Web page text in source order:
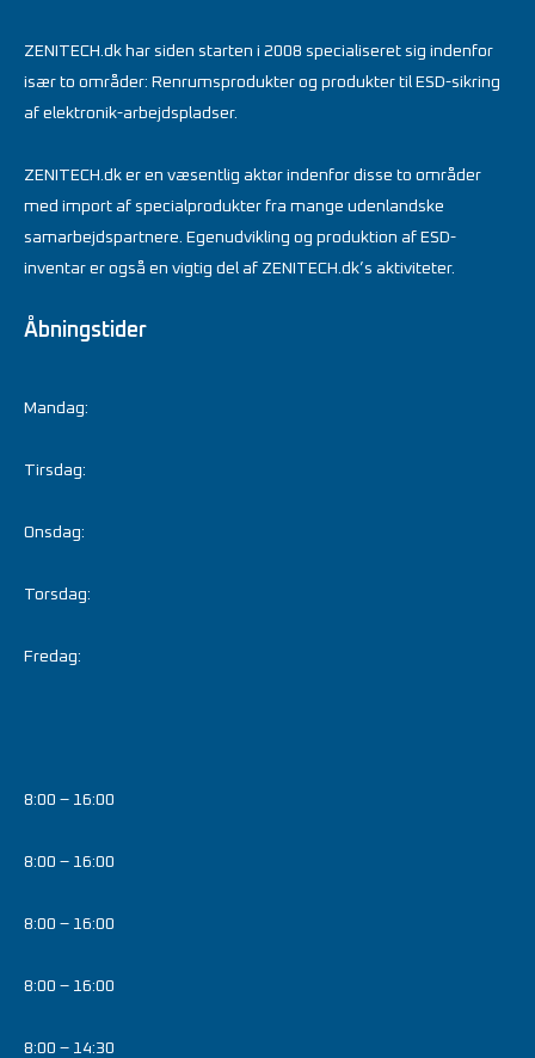
ZENITECH.dk har siden starten i 2008 specialiseret sig indenfor
især to områder: Renrumsprodukter og produkter til ESD-sikring
af elektronik-arbejdspladser.
ZENITECH.dk er en væsentlig aktør indenfor disse to områder
med import af specialprodukter fra mange udenlandske
samarbejdspartnere. Egenudvikling og produktion af ESD-
inventar er også en vigtig del af ZENITECH.dk’s aktiviteter.
Åbningstider
Mandag:
Tirsdag:
Onsdag:
Torsdag:
Fredag:
8:00 – 16:00
8:00 – 16:00
8:00 – 16:00
8:00 – 16:00
8:00 – 14:30